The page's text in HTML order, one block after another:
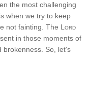
the most challenging
when we try to keep
not fainting. The Lord
in those moments of
brokenness. So, let's